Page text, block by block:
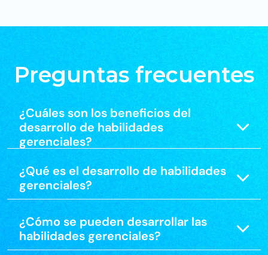
Preguntas frecuentes
¿Cuáles son los beneficios del
desarrollo de habilidades
gerenciales?
¿Qué es el desarrollo de habilidades
gerenciales?
¿Cómo se pueden desarrollar las
habilidades gerenciales?